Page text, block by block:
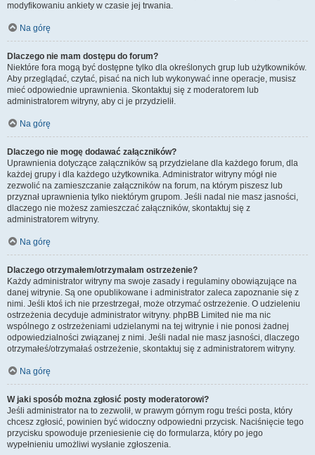
modyfikowaniu ankiety w czasie jej trwania.
Na górę
Dlaczego nie mam dostępu do forum?
Niektóre fora mogą być dostępne tylko dla określonych grup lub użytkowników.
Aby przeglądać, czytać, pisać na nich lub wykonywać inne operacje, musisz
mieć odpowiednie uprawnienia. Skontaktuj się z moderatorem lub
administratorem witryny, aby ci je przydzielił.
Na górę
Dlaczego nie mogę dodawać załączników?
Uprawnienia dotyczące załączników są przydzielane dla każdego forum, dla
każdej grupy i dla każdego użytkownika. Administrator witryny mógł nie
zezwolić na zamieszczanie załączników na forum, na którym piszesz lub
przyznał uprawnienia tylko niektórym grupom. Jeśli nadal nie masz jasności,
dlaczego nie możesz zamieszczać załączników, skontaktuj się z
administratorem witryny.
Na górę
Dlaczego otrzymałem/otrzymałam ostrzeżenie?
Każdy administrator witryny ma swoje zasady i regulaminy obowiązujące na
danej witrynie. Są one opublikowane i administrator zaleca zapoznanie się z
nimi. Jeśli ktoś ich nie przestrzegał, może otrzymać ostrzeżenie. O udzieleniu
ostrzeżenia decyduje administrator witryny. phpBB Limited nie ma nic
wspólnego z ostrzeżeniami udzielanymi na tej witrynie i nie ponosi żadnej
odpowiedzialności związanej z nimi. Jeśli nadal nie masz jasności, dlaczego
otrzymałeś/otrzymałaś ostrzeżenie, skontaktuj się z administratorem witryny.
Na górę
W jaki sposób można zgłosić posty moderatorowi?
Jeśli administrator na to zezwolił, w prawym górnym rogu treści posta, który
chcesz zgłosić, powinien być widoczny odpowiedni przycisk. Naciśnięcie tego
przycisku spowoduje przeniesienie cię do formularza, który po jego
wypełnieniu umożliwi wysłanie zgłoszenia.